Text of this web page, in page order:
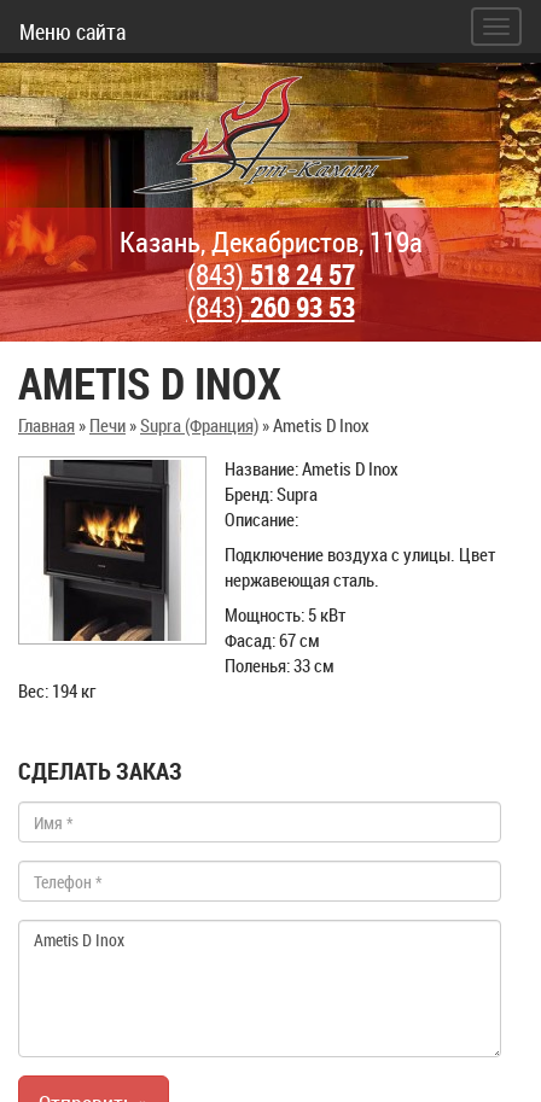
Меню сайта
Казань, Декабристов, 119а
(843)518 24 57
(843)260 93 53
AMETIS D INOX
Главная» Печи»Supra (Франция)»Ametis D Inox
Название: Ametis D Inox
Бренд: Supra
Описание:
Подключение воздуха с улицы. Цвет
нержавеющая сталь.
Мощность: 5 кВт
Фасад: 67 см
Поленья: 33 см
Вес: 194 кг
СДЕЛАТЬ ЗАКАЗ